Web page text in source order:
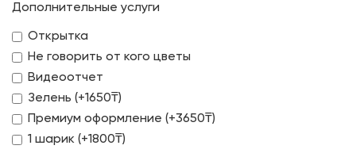
Дополнительные услуги
Открытка
Не говорить от кого цветы
Видеоотчет
Зелень (+1650₸)
Премиум оформление (+3650₸)
1 шарик (+1800₸)